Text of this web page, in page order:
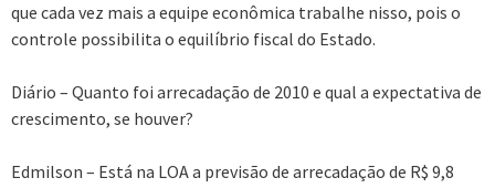
que cada vez mais a equipe econômica trabalhe nisso, pois o
controle possibilita o equilíbrio fiscal do Estado.
Diário – Quanto foi arrecadação de 2010 e qual a expectativa de
crescimento, se houver?
Edmilson – Está na LOA a previsão de arrecadação de R$ 9,8